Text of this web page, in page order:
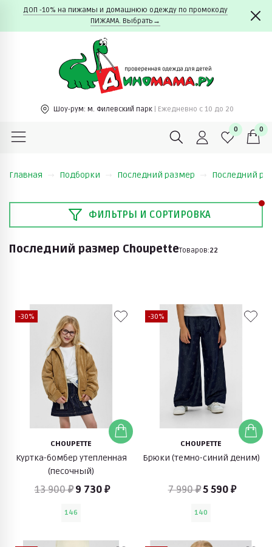
ДОП -10% на пижамы и домашнюю одежду по промокоду
ПИЖАМА. Выбрать→
Шоу-рум: м. Филевский парк | Ежедневно c 10 до 20
0 0
Главная Подборки Последний размер Последний
ФИЛЬТРЫ И СОРТИРОВКА
Последний размер ChoupetteТоваров:22
-30%
CHOUPETTE
Куртка-бомбер утепленная
(песочный)
13 900 ₽ 9 730 ₽
146
-30%
CHOUPETTE
Брюки (темно-синий деним)
7 990 ₽5 590 ₽
140